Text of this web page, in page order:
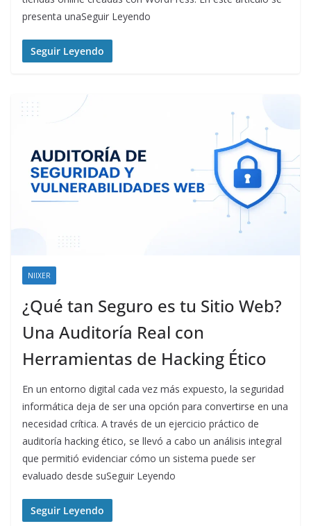
presenta unaSeguir Leyendo
Seguir Leyendo
NIIXER
¿Qué tan Seguro es tu Sitio Web?
Una Auditoría Real con
Herramientas de Hacking Ético
En un entorno digital cada vez más expuesto, la seguridad
informática deja de ser una opción para convertirse en una
necesidad crítica. A través de un ejercicio práctico de
auditoría hacking ético, se llevó a cabo un análisis integral
que permitió evidenciar cómo un sistema puede ser
evaluado desde suSeguir Leyendo
Seguir Leyendo